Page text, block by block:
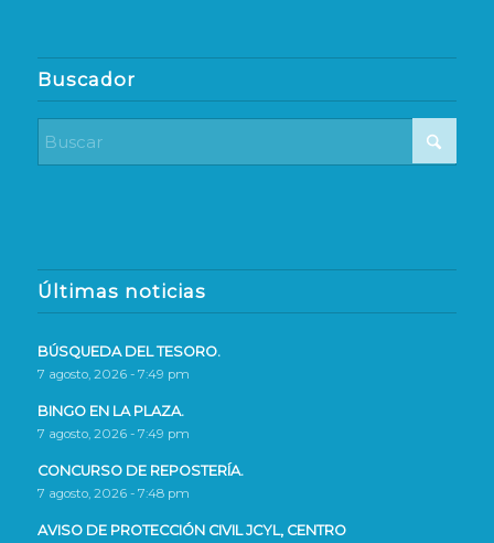
Buscador
Últimas noticias
BÚSQUEDA DEL TESORO.
7 agosto, 2026 - 7:49 pm
BINGO EN LA PLAZA.
7 agosto, 2026 - 7:49 pm
CONCURSO DE REPOSTERÍA.
7 agosto, 2026 - 7:48 pm
AVISO DE PROTECCIÓN CIVIL JCYL, CENTRO